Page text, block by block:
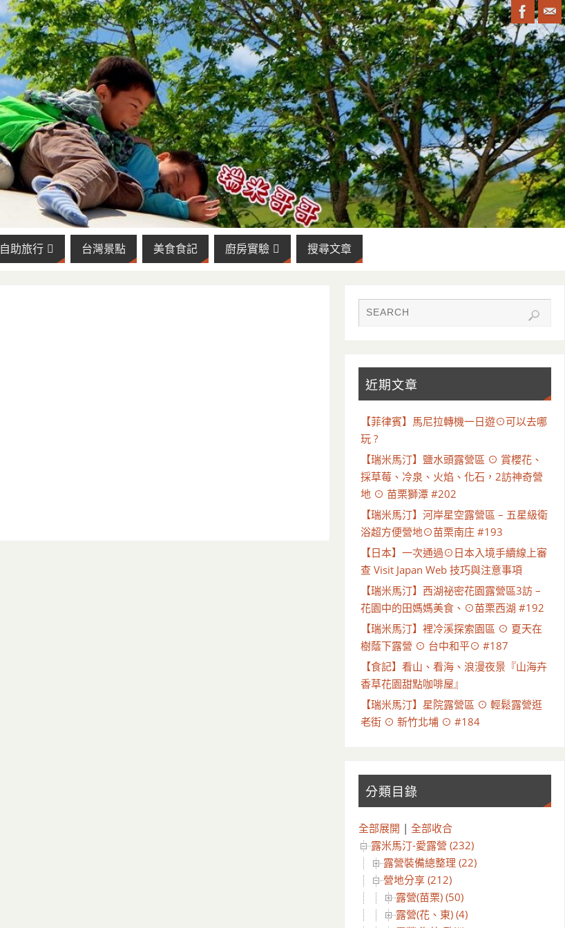
自助旅行 台灣景點 美食食記 廚房實驗 搜尋文章
近期文章
【菲律賓】馬尼拉轉機一日遊⊙可以去哪
玩 ?
【瑞米馬汀】鹽水頭露營區 ⊙ 賞櫻花、
採草莓、冷泉、火焰、化石，2訪神奇營
地 ⊙ 苗栗獅潭 #202
【瑞米馬汀】河岸星空露營區 – 五星級衛
浴超方便營地⊙苗栗南庄 #193
【日本】一次通過⊙日本入境手續線上審
查 Visit Japan Web 技巧與注意事項
【瑞米馬汀】西湖祕密花園露營區3訪 –
花園中的田媽媽美食、⊙苗栗西湖 #192
【瑞米馬汀】裡冷溪探索園區 ⊙ 夏天在
樹蔭下露營 ⊙ 台中和平⊙ #187
【食記】看山、看海、浪漫夜景『山海卉
香草花園甜點咖啡屋』
【瑞米馬汀】星院露營區 ⊙ 輕鬆露營逛
老街 ⊙ 新竹北埔 ⊙ #184
分類目錄
全部展開 | 全部收合
露米馬汀-愛露營 (232)
露營裝備總整理 (22)
營地分享 (212)
露營(苗栗) (50)
露營(花、東) (4)